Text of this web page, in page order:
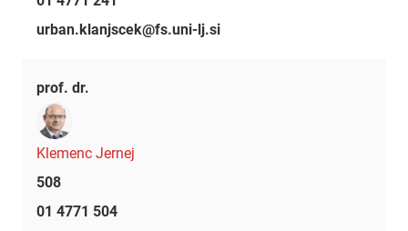
urban.klanjscek@fs.uni-lj.si
prof. dr.
Klemenc Jernej
508
01 4771 504